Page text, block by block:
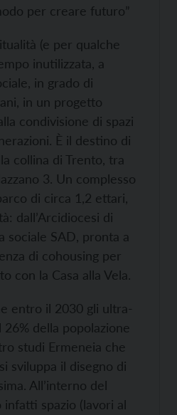
per creare futuro”
(e per qualche
inutilizzata, a
in grado di
in un progetto
condivisione di spazi
È il destino di
collina di Trento, tra
3. Un complesso
di circa 1,2 ettari,
dall’Arcidiocesi di
sociale SAD, pronta a
di cohousing per
con la Casa alla Vela.
entro il 2030 gli ultra-
della popolazione
studi Ermeneia che
sviluppa il disegno di
All’interno del
spazio (lavori al